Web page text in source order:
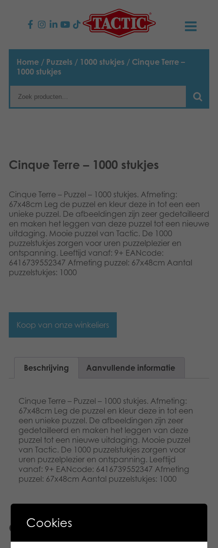
PRODUCTEN
Kinderspellen
Familiespellen
Puzzels
Speelgoed
Boeken
Apps
TACTIC
Media
Suomi
Dansk
Français
Norsk
Home / Puzzels / 1000 stukjes / Cinque Terre –
1000 stukjes
Cinque Terre – 1000 stukjes
Cinque Terre – Puzzel – 1000 stukjes. Afmeting:
67x48cm Leg de puzzel en kleur deze in tot een een
unieke puzzel. De afbeeldingen zijn zeer gedetailleerd
en maken het leggen van deze puzzel tot een nieuwe
uitdaging. Mooie puzzel van Tactic. De 1000
puzzelstukjes zorgen voor uren puzzelplezier en
ontspanning. Leeftijd vanaf: 9+ EANcode:
6416739552347 Afmeting puzzel: 67x48cm Aantal
puzzelstukjes: 1000
Koop van onze winkeliers
Beschrijving Aanvullende informatie
Cinque Terre – Puzzel – 1000 stukjes. Afmeting:
67x48cm Leg de puzzel en kleur deze in tot een
een unieke puzzel. De afbeeldingen zijn zeer
gedetailleerd en maken het leggen van deze
puzzel tot een nieuwe uitdaging. Mooie puzzel
van Tactic. De 1000 puzzelstukjes zorgen voor
uren puzzelplezier en ontspanning. Leeftijd
vanaf: 9+ EANcode: 6416739552347 Afmeting
puzzel: 67x48cm Aantal puzzelstukjes: 1000
Gerelateerde producten
Cookies